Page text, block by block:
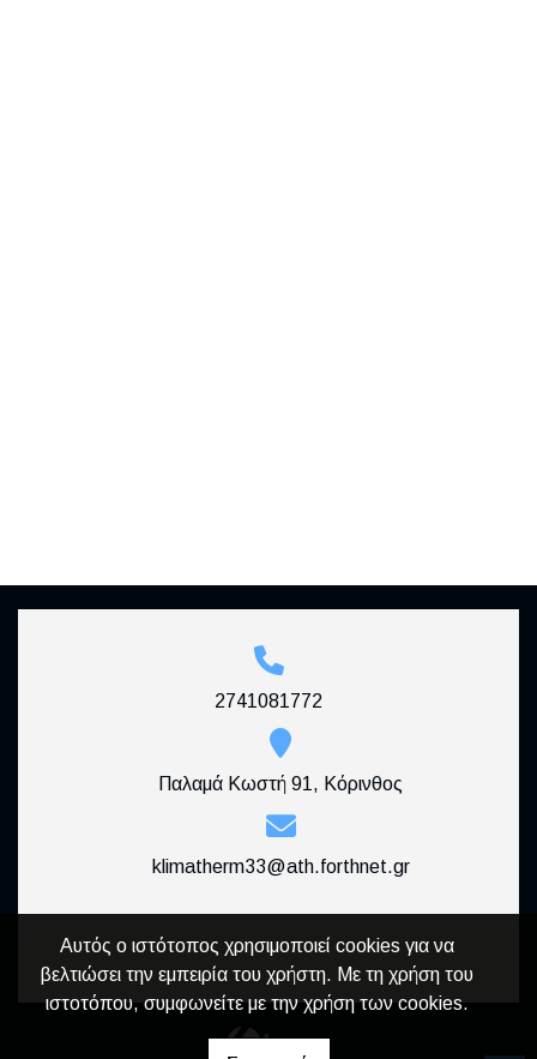
2741081772
Παλαμά Κωστή 91, Κόρινθος
klimatherm33@ath.forthnet.gr
Αυτός ο ιστότοπος χρησιμοποιεί cookies για να
βελτιώσει την εμπειρία του χρήστη. Με τη χρήση του
ιστοτόπου, συμφωνείτε με την χρήση των cookies.